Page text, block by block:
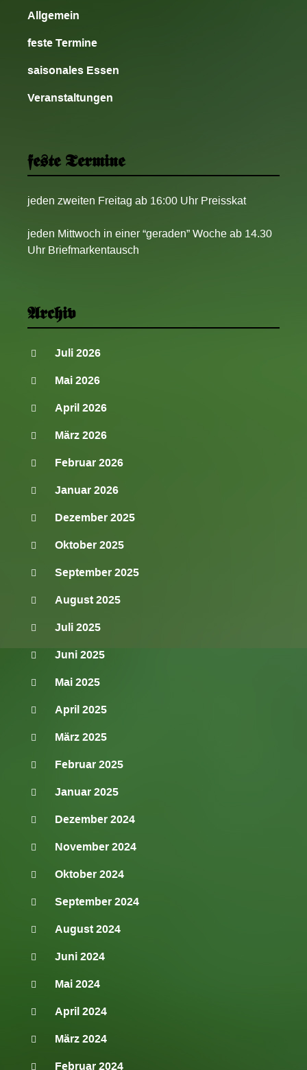
Allgemein
feste Termine
saisonales Essen
Veranstaltungen
feste Termine
jeden zweiten Freitag ab 16:00 Uhr Preisskat
jeden Mittwoch in einer “geraden” Woche ab 14.30
Uhr Briefmarkentausch
Archiv
Juli 2026
Mai 2026
April 2026
März 2026
Februar 2026
Januar 2026
Dezember 2025
Oktober 2025
September 2025
August 2025
Juli 2025
Juni 2025
Mai 2025
April 2025
März 2025
Februar 2025
Januar 2025
Dezember 2024
November 2024
Oktober 2024
September 2024
August 2024
Juni 2024
Mai 2024
April 2024
März 2024
Februar 2024